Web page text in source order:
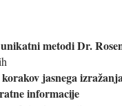
metodi Dr.
jasnega
informacije